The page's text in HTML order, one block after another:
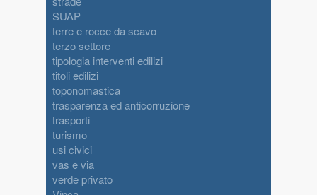
SUAP
terre e rocce da scavo
terzo settore
tipologia interventi edilizi
titoli edilizi
toponomastica
trasparenza ed anticorruzione
trasporti
turismo
usi civici
vas e via
verde privato